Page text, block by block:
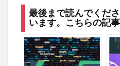
最後まで読んでくだ
います。こちらの記事